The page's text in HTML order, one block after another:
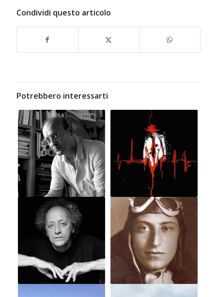
Condividi questo articolo
Potrebbero interessarti